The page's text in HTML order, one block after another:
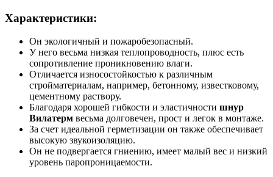
Характеристики:
Он экологичный и пожаробезопасный.
У него весьма низкая теплопроводность, плюс есть
сопротивление проникновению влаги.
Отличается износостойкостью к различным
стройматериалам, например, бетонному, известковому,
цементному раствору.
Благодаря хорошей гибкости и эластичности шнур
Вилатерм весьма долговечен, прост и легок в монтаже.
За счет идеальной герметизации он также обеспечивает
высокую звукоизоляцию.
Он не подвергается гниению, имеет малый вес и низкий
уровень паропроницаемости.